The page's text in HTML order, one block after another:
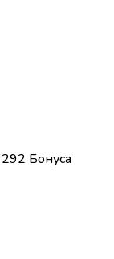
292 Бонуса